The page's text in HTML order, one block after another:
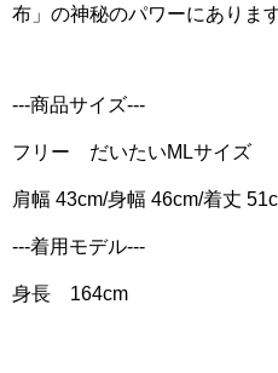
布」の神秘のパワーにあります
---商品サイズ---
フリー だいたいMLサイズ
肩幅 43cm/身幅 46cm/着丈
---着用モデル---
身長 164cm